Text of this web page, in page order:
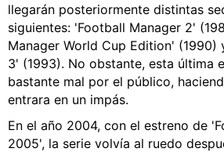
llegarán posteriormente distintas
siguientes: 'Football Manager 2'
Manager World Cup Edition' (1990)
3' (1993). No obstante, esta última
bastante mal por el público,
entrara en un impás.
En el año 2004, con el estreno de
2005', la serie volvía al ruedo